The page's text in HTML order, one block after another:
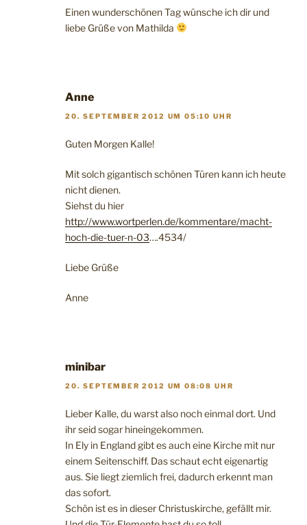
Einen wunderschönen Tag wünsche ich dir und
liebe Grüße von Mathilda
Anne
20. SEPTEMBER 2012 UM 05:10 UHR
Guten Morgen Kalle!
Mit solch gigantisch schönen Türen kann ich heute
nicht dienen.
Siehst du hier
http://www.wortperlen.de/kommentare/macht-
hoch-die-tuer-n-03….4534/
Liebe Grüße
Anne
minibar
20. SEPTEMBER 2012 UM 08:08 UHR
Lieber Kalle, du warst also noch einmal dort. Und
ihr seid sogar hineingekommen.
In Ely in England gibt es auch eine Kirche mit nur
einem Seitenschiff. Das schaut echt eigenartig
aus. Sie liegt ziemlich frei, dadurch erkennt man
das sofort.
Schön ist es in dieser Christuskirche, gefällt mir.